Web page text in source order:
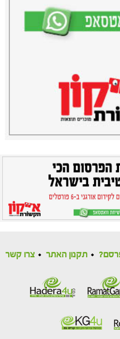
תקנון האתר צרו קשר